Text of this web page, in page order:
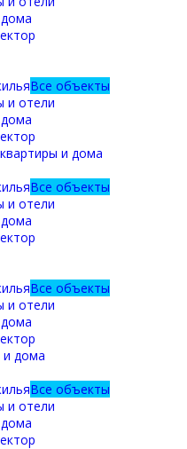
Все объекты
и отели
и дома
Все объекты
и отели
Все объекты
и отели
дома
Все объекты
и отели